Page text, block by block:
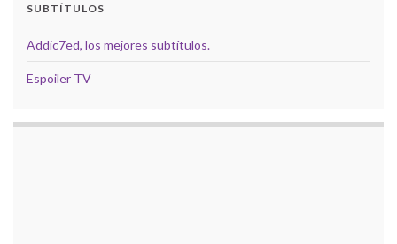
SUBTÍTULOS
Addic7ed, los mejores subtítulos.
Espoiler TV